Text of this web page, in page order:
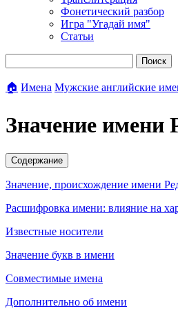
Фонетический разбор
Игра "Угадай имя"
Статьи
Поиск
🏠 Имена Мужские английские
Значение имени
Содержание
Значение, происхождение имени
Расшифровка имени: влияние на
Известные носители
Значение букв в имени
Совместимые имена
Дополнительно об имени